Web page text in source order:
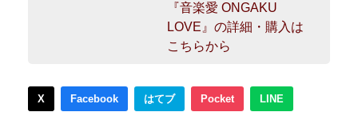
『音楽愛 ONGAKU
LOVE』の詳細・購入は
こちらから
X Facebook はてブ Pocket LINE